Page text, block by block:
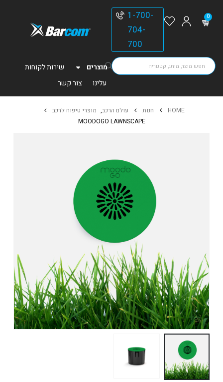
0
1-700-
704-
700
מוצרים
שירות לקוחות
עלינו
צור קשר
HOME חנות עולם הרכב, מוצרי טיפוח לרכב
MOODOGO LAWNSCAPE